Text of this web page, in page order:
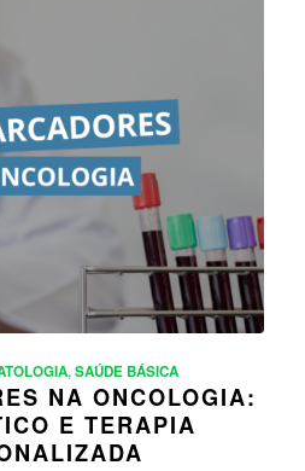
,SAÚDE BÁSICA
NA ONCOLOGIA:
E TERAPIA